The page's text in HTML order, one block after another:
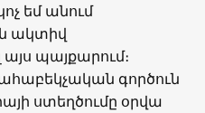
եմ անում
ակտիվ
այս պայքարում։
գործուն
ստեղծումը օրվա